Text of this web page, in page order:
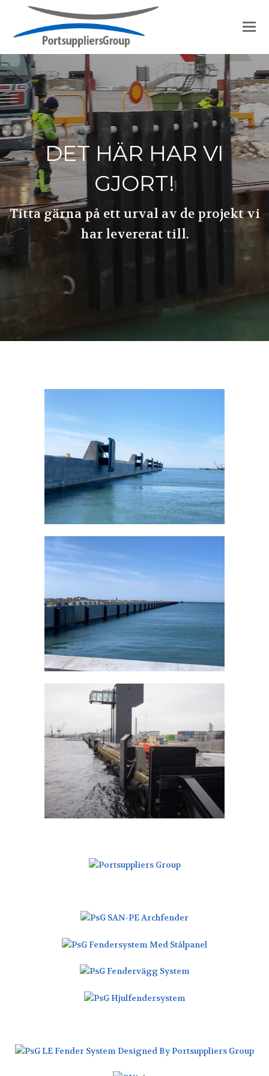
DET HÄR HAR VI
GJORT!
Titta gärna på ett urval av de projekt vi
har levererat till.